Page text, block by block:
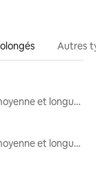
Autres
Locations moyenne et longue durée
Locations moyenne et longue durée